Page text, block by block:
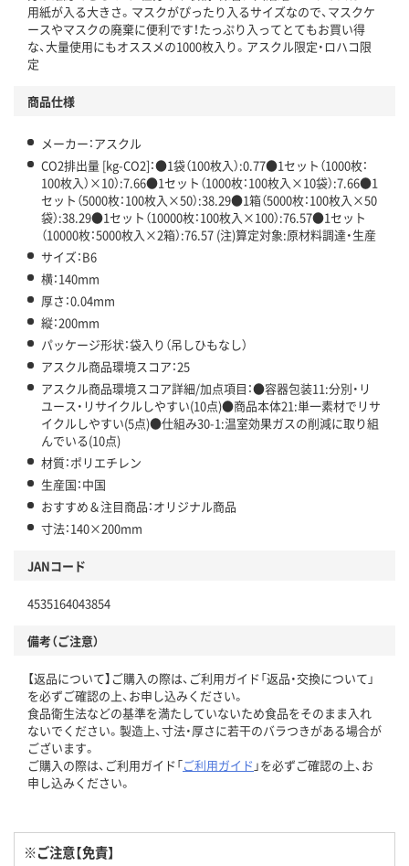
この商品の環境配慮ポイントです。下記商品詳細「
アスクル商品環境スコア詳細／加点項目
」で確認できます。
用紙が入る大きさ。マスクがぴったり入るサイズなので、マスクケ
ースやマスクの廃棄に便利です！たっぷり入ってとてもお買い得
な、大量使用にもオススメの1000枚入り。アスクル限定・ロハコ限
定
商品仕様
メーカー：アスクル
CO2排出量 [kg-CO2]：●1袋（100枚入）:0.77●1セット（1000枚：
100枚入）×10）:7.66●1セット（1000枚：100枚入×10袋）:7.66●1
セット（5000枚：100枚入×50）:38.29●1箱（5000枚：100枚入×50
袋）:38.29●1セット（10000枚：100枚入×100）:76.57●1セット
（10000枚：5000枚入×2箱）:76.57 (注)算定対象:原材料調達・生産
サイズ：B6
横：140mm
厚さ：0.04mm
縦：200mm
パッケージ形状：袋入り（吊しひもなし）
アスクル商品環境スコア：25
アスクル商品環境スコア詳細/加点項目：●容器包装11:分別・リ
ユース・リサイクルしやすい(10点)●商品本体21:単一素材でリサ
イクルしやすい(5点)●仕組み30-1:温室効果ガスの削減に取り組
んでいる(10点)
材質：ポリエチレン
生産国：中国
おすすめ＆注目商品：オリジナル商品
寸法：140×200mm
JANコード
4535164043854
備考（ご注意）
【返品について】ご購入の際は、ご利用ガイド「返品・交換について」
を必ずご確認の上、お申し込みください。
食品衛生法などの基準を満たしていないため食品をそのまま入れ
ないでください。製造上、寸法・厚さに若干のバラつきがある場合が
ございます。
ご購入の際は、ご利用ガイド「ご利用ガイド 」を必ずご確認の上、お
申し込みください。
※ご注意【免責】